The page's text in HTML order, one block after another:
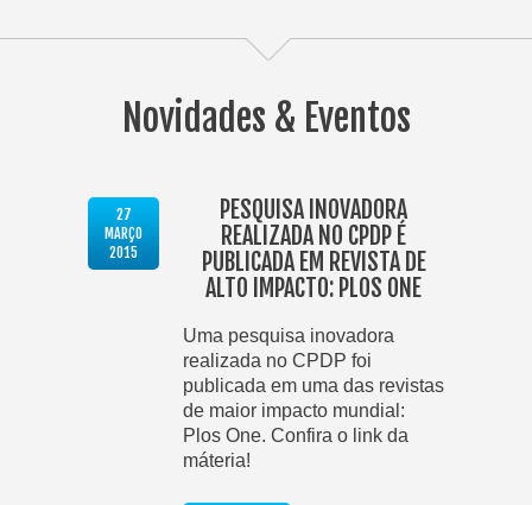
Novidades & Eventos
27
MARÇO
2015
PESQUISA INOVADORA
REALIZADA NO CPDP É
PUBLICADA EM REVISTA DE
ALTO IMPACTO: PLOS ONE
Uma pesquisa inovadora
realizada no CPDP foi
publicada em uma das revistas
de maior impacto mundial:
Plos One. Confira o link da
máteria!